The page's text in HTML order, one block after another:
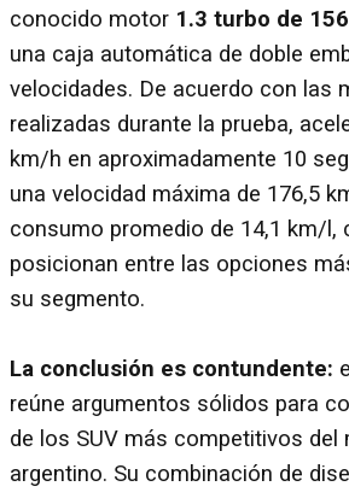
conocido motor 1.3 turbo de
una caja automática de doble
velocidades. De acuerdo con las
realizadas durante la prueba,
km/h en aproximadamente 10
una velocidad máxima de 176,5
consumo promedio de 14,1 km/l,
posicionan entre las opciones
su segmento.
La conclusión es contundente:
reúne argumentos sólidos para
de los SUV más competitivos del
argentino. Su combinación de